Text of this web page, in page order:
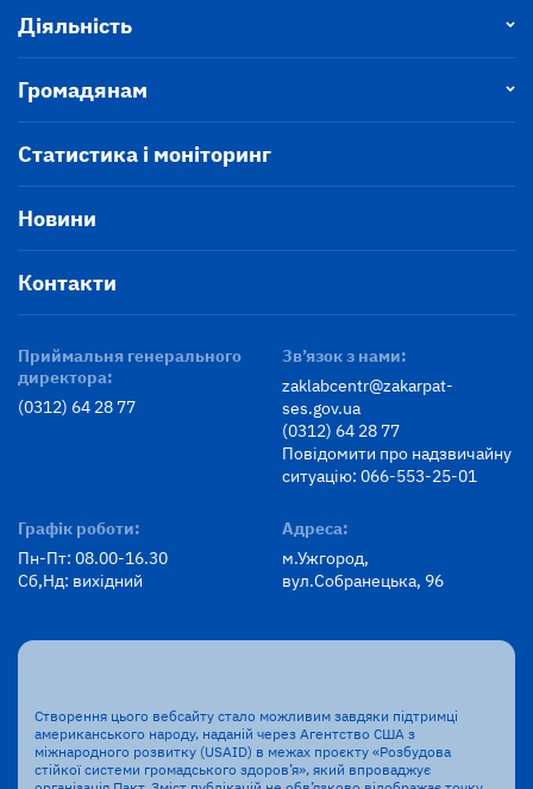
Діяльність
Громадянам
Статистика і моніторинг
Новини
Контакти
Приймальня генерального
директора:
(0312) 64 28 77
Зв’язок з нами:
zaklabcentr@zakarpat-
ses.gov.ua
(0312) 64 28 77
Повідомити про надзвичайну
ситуацію: 066-553-25-01
Графік роботи:
Пн-Пт: 08.00-16.30
Сб,Нд: вихідний
Адреса:
м.Ужгород,
вул.Собранецька, 96
Створення цього вебсайту стало можливим завдяки підтримці
американського народу, наданій через Агентство США з
міжнародного розвитку (USAID) в межах проєкту «Розбудова
стійкої системи громадського здоров’я», який впроваджує